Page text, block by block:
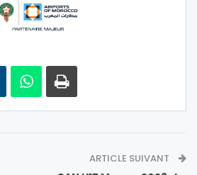
ARTICLE SUIVANT